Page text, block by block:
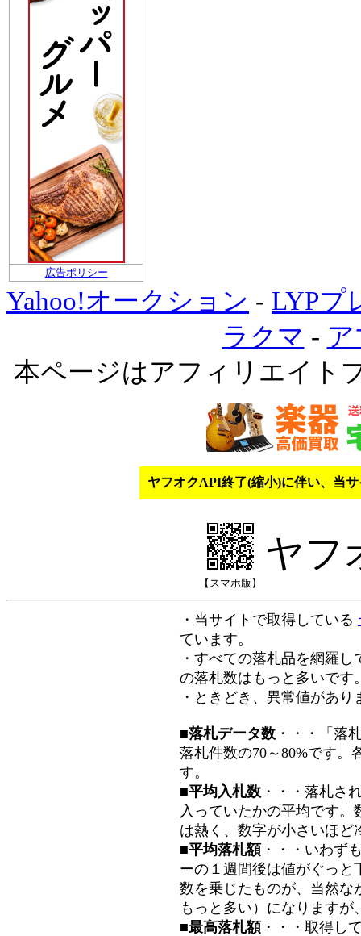
広告ポリシー
Yahoo!オークション - LYPプ
ラクマ -
本ページはアフィリエイト
ヤフオクAPI終了(縮小)に伴い、当
【スマホ版】
ヤフ
・当サイトで取得している
ています。
・すべての落札品を網羅
の落札数はもっと多いです
・ときどき、異常値があ
■落札データ数 ・・・「落
落札件数の70～80%です。
す。
■平均入札数 ・・・落札さ
入っていたかの平均です
は熱く、数字が小さいほど
■平均落札額 ・・・いわず
ーの１週間後は値がぐっと
数を乗じたものが、当然な
もっと多い）になります
■最高落札額 ・・・取得し